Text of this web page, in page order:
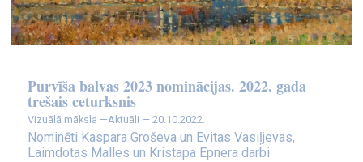
Purvīša balvas 2023 nominācijas. 2022. gada
trešais ceturksnis
vizuālā māksla —Aktuāli — 20.10.2022.
Nominēti Kaspara Groševa un Evitas Vasiļjevas,
Laimdotas Malles un Kristapa Epnera darbi